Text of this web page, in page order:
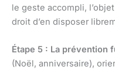
le geste accompli,
droit d’en disposer
Étape 5 : La prévention
(Noël, anniversaire),